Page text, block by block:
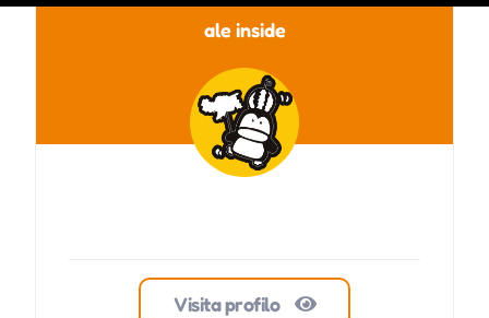
ale inside
Visita profilo